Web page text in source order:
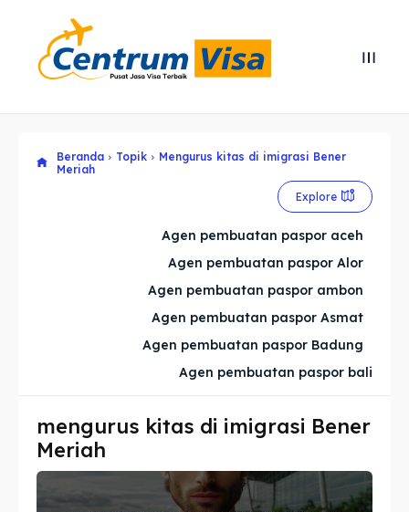
Cari
Cari
Explore our destinations
Imta
Legalisir
Explore our destinations
Imta
Legalisir
Beranda Topik
Mengurus kitas di imigrasi Bener
Meriah
Explore
Agen pembuatan paspor aceh
Agen pembuatan paspor Alor
Agen pembuatan paspor ambon
Agen pembuatan paspor Asmat
Agen pembuatan paspor Badung
Agen pembuatan paspor bali
mengurus kitas di imigrasi Bener
Meriah